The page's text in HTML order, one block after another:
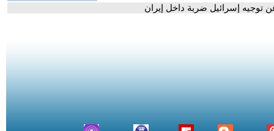
توجيه إسرائيل ضربة داخل إيران